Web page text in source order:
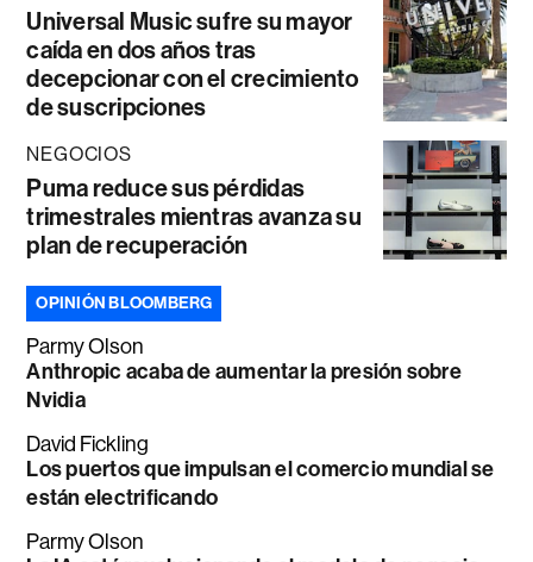
Universal Music sufre su mayor
caída en dos años tras
decepcionar con el crecimiento
de suscripciones
NEGOCIOS
Puma reduce sus pérdidas
trimestrales mientras avanza su
plan de recuperación
OPINIÓN BLOOMBERG
Parmy Olson
Anthropic acaba de aumentar la presión sobre
Nvidia
David Fickling
Los puertos que impulsan el comercio mundial se
están electrificando
Parmy Olson